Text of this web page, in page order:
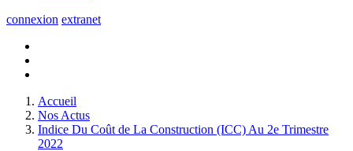
connexion extranet
Accueil
Nos Actus
Indice Du Coût de La Construction (ICC) Au 2e Trimestre
2022